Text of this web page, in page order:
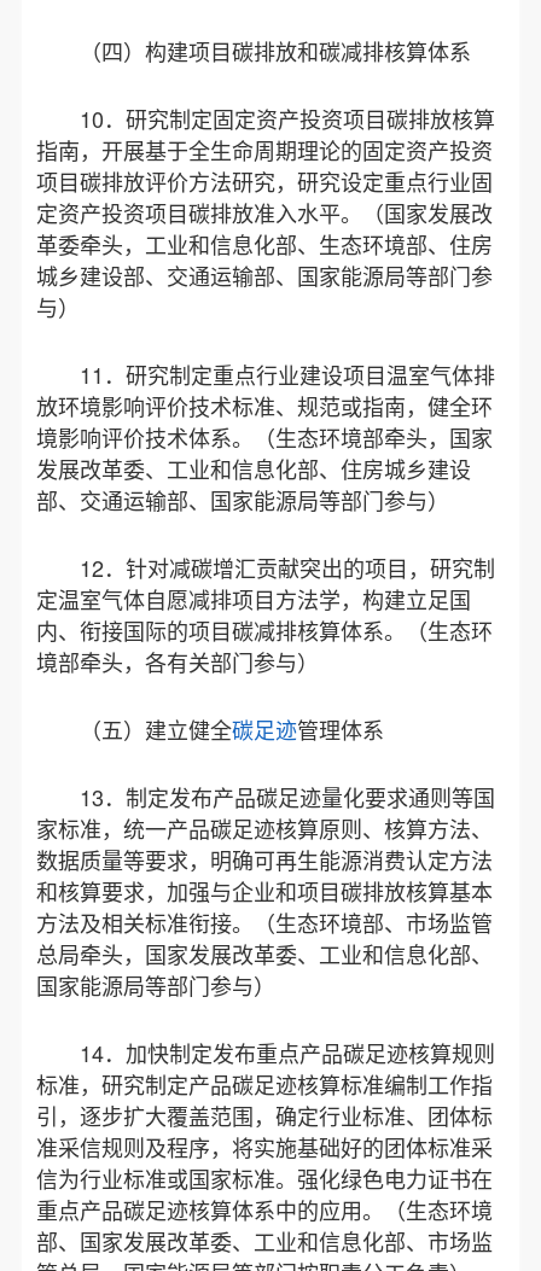
（四）构建项目碳排放和碳减排核算体系
10．研究制定固定资产投资项目碳排放核算
指南，开展基于全生命周期理论的固定资产投资
项目碳排放评价方法研究，研究设定重点行业固
定资产投资项目碳排放准入水平。（国家发展改
革委牵头，工业和信息化部、生态环境部、住房
城乡建设部、交通运输部、国家能源局等部门参
与）
11．研究制定重点行业建设项目温室气体排
放环境影响评价技术标准、规范或指南，健全环
境影响评价技术体系。（生态环境部牵头，国家
发展改革委、工业和信息化部、住房城乡建设
部、交通运输部、国家能源局等部门参与）
12．针对减碳增汇贡献突出的项目，研究制
定温室气体自愿减排项目方法学，构建立足国
内、衔接国际的项目碳减排核算体系。（生态环
境部牵头，各有关部门参与）
（五）建立健全碳足迹管理体系
13．制定发布产品碳足迹量化要求通则等国
家标准，统一产品碳足迹核算原则、核算方法、
数据质量等要求，明确可再生能源消费认定方法
和核算要求，加强与企业和项目碳排放核算基本
方法及相关标准衔接。（生态环境部、市场监管
总局牵头，国家发展改革委、工业和信息化部、
国家能源局等部门参与）
14．加快制定发布重点产品碳足迹核算规则
标准，研究制定产品碳足迹核算标准编制工作指
引，逐步扩大覆盖范围，确定行业标准、团体标
准采信规则及程序，将实施基础好的团体标准采
信为行业标准或国家标准。强化绿色电力证书在
重点产品碳足迹核算体系中的应用。（生态环境
部、国家发展改革委、工业和信息化部、市场监